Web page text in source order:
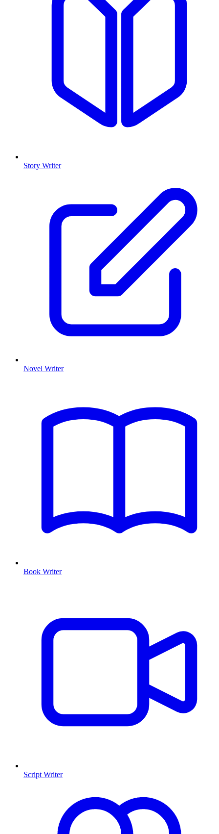
Story Writer
Novel Writer
Book Writer
Script Writer